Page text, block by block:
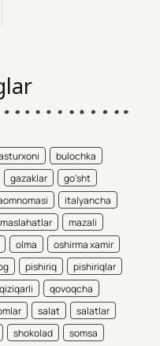
bulochka
gazaklar
go'sht
italyancha
maslahatlar
mazali
olma
oshirma xamir
pishiriq
pishiriqlar
qiziqarli
qovoqcha
salat
salatlar
shokolad
somsa